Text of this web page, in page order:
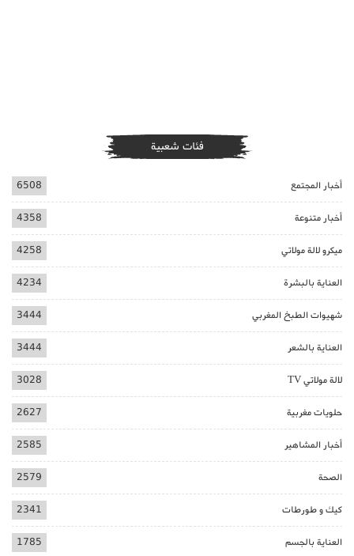
فئات شعبية
أخبار المجتمع 6508
أخبار متنوعة 4358
ميكرو لالة مولاتي 4258
العناية بالبشرة 4234
شهيوات الطبخ المغربي 3444
العناية بالشعر 3444
لالة مولاتي TV 3028
حلويات مغربية 2627
أخبار المشاهير 2585
الصحة 2579
كيك و طورطات 2341
العناية بالجسم 1785